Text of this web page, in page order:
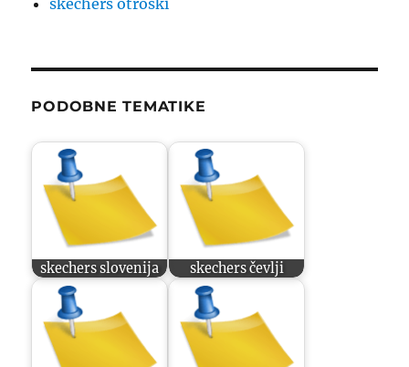
skechers otroški
PODOBNE TEMATIKE
skechers slovenija skechers čevlji